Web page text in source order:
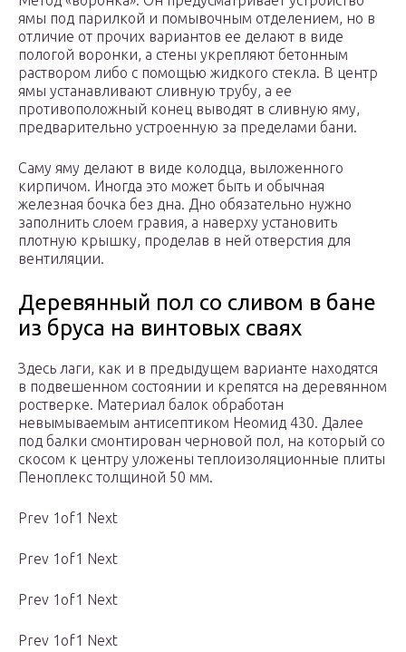
ямы под парилкой и помывочным отделением, но в
отличие от прочих вариантов ее делают в виде
пологой воронки, а стены укрепляют бетонным
раствором либо с помощью жидкого стекла. В центр
ямы устанавливают сливную трубу, а ее
противоположный конец выводят в сливную яму,
предварительно устроенную за пределами бани.
Саму яму делают в виде колодца, выложенного
кирпичом. Иногда это может быть и обычная
железная бочка без дна. Дно обязательно нужно
заполнить слоем гравия, а наверху установить
плотную крышку, проделав в ней отверстия для
вентиляции.
Деревянный пол со сливом в бане
из бруса на винтовых сваях
Здесь лаги, как и в предыдущем варианте находятся
в подвешенном состоянии и крепятся на деревянном
ростверке. Материал балок обработан
невымываемым антисептиком Неомид 430. Далее
под балки смонтирован черновой пол, на который со
скосом к центру уложены теплоизоляционные плиты
Пеноплекс толщиной 50 мм.
Prev 1of1 Next
Prev 1of1 Next
Prev 1of1 Next
Prev 1of1 Next